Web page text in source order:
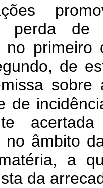
perda de
no
de
de
no âmbito
a
da